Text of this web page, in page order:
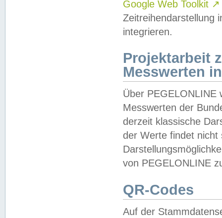
Google Web Toolkit ↗
Zeitreihendarstellung
integrieren.
Projektarbeit
Messwerten
Über PEGELONLINE
Messwerten der
derzeit klassische
der Werte findet
von PEGELONLINE
QR-Codes
Auf der